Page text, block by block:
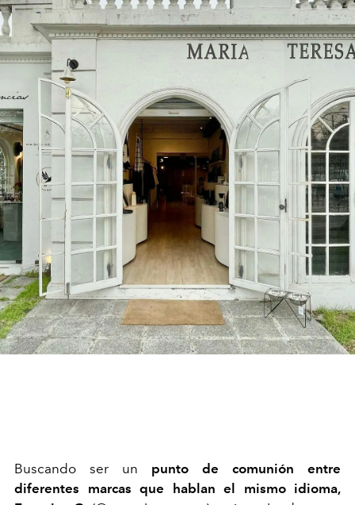
Buscando ser un punto de comunión
entre
diferentes marcas que
hablan el mismo idioma,